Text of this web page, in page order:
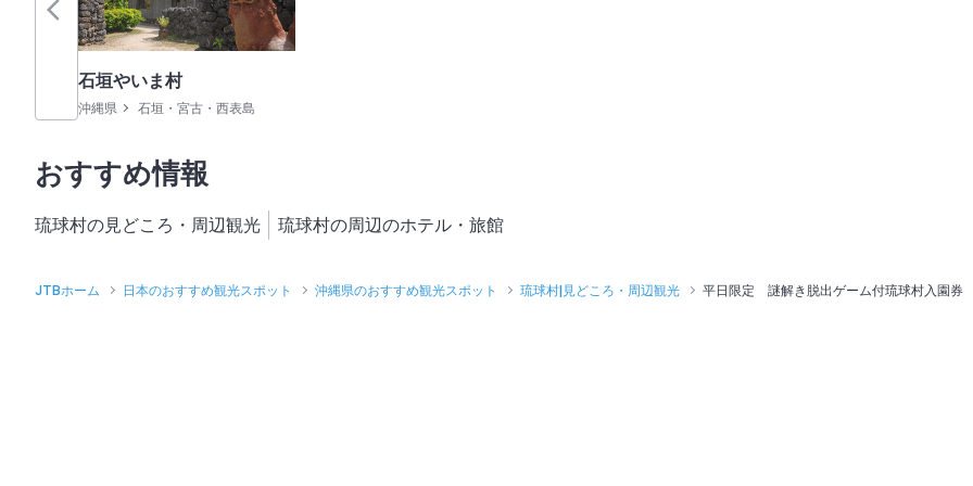
石垣やいま村
沖縄県 石垣・宮古・西表島
おすすめ情報
琉球村の見どころ・周辺観光 琉球村の周辺のホテル・旅館
JTBホーム 日本のおすすめ観光スポット 沖縄県のおすすめ観光スポット 琉球村|見どころ・周辺観光 平日限定 謎解き脱出ゲーム付琉球村入園券